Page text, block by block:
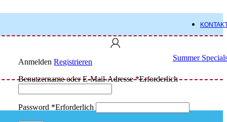
Summer
AnmeldenRegistrieren
Benutzername oder E-Mail-Adresse*Erforderlich
Password *Erforderlich